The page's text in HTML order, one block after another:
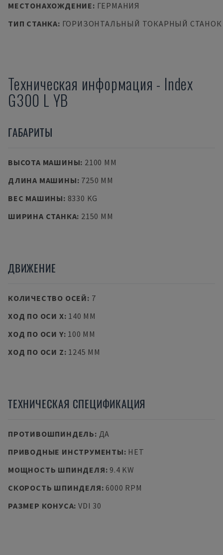
МЕСТОНАХОЖДЕНИЕ: ГЕРМАНИЯ
ТИП СТАНКА: ГОРИЗОНТАЛЬНЫЙ ТОКАРНЫЙ СТАНОК
Техническая информация - Index
G300 L YB
ГАБАРИТЫ
ВЫСОТА МАШИНЫ: 2100 MM
ДЛИНА МАШИНЫ: 7250 MM
ВЕС МАШИНЫ: 8330 KG
ШИРИНА СТАНКА: 2150 MM
ДВИЖЕНИЕ
КОЛИЧЕСТВО ОСЕЙ: 7
ХОД ПО ОСИ X: 140 MM
ХОД ПО ОСИ Y: 100 MM
ХОД ПО ОСИ Z: 1245 MM
ТЕХНИЧЕСКАЯ СПЕЦИФИКАЦИЯ
ПРОТИВОШПИНДЕЛЬ: ДА
ПРИВОДНЫЕ ИНСТРУМЕНТЫ: НЕТ
МОЩНОСТЬ ШПИНДЕЛЯ: 9.4 KW
СКОРОСТЬ ШПИНДЕЛЯ: 6000 RPM
РАЗМЕР КОНУСА: VDI 30